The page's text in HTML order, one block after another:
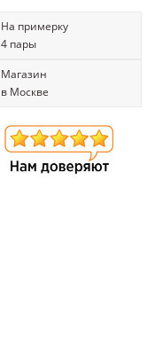
На примерку
4 пары
Магазин
в Москве